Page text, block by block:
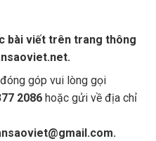
bài viết trên trang thông
góp vui lòng gọi
2086 hoặc gửi về địa chỉ